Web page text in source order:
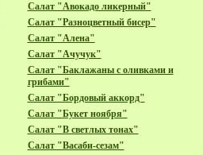
Салат "Авокадо ликерный"
Салат "Разноцветный бисер"
Салат "Алена"
Салат "Ачучук"
Салат "Баклажаны с оливками и
грибами"
Салат "Бордовый аккорд"
Салат "Букет ноября"
Салат "В светлых тонах"
Салат "Васаби-сезам"